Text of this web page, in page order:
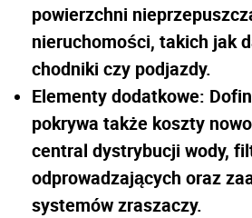
powierzchni
nieruchomości, takich jak
chodniki czy podjazdy.
Elementy dodatkowe:
pokrywa także koszty
central dystrybucji wody,
odprowadzających oraz
systemów zraszaczy.